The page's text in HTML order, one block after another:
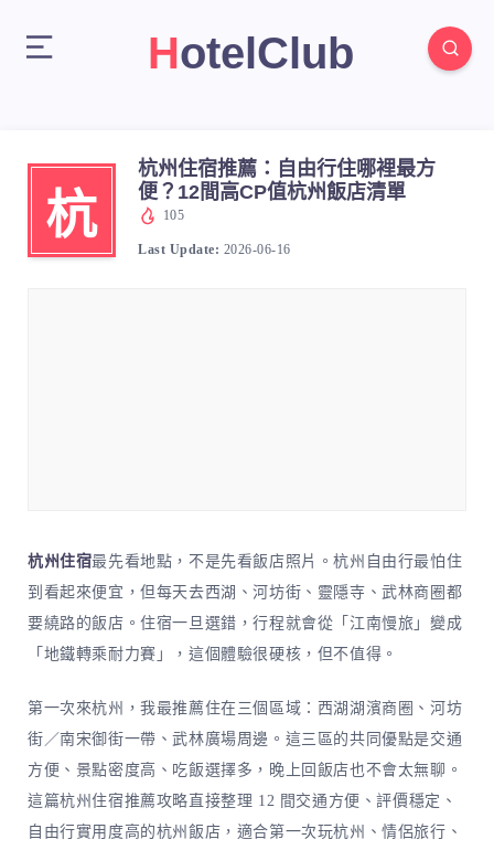
HotelClub
杭
杭州住宿推薦：自由行住哪裡最方
便？12間高CP值杭州飯店清單
105
Last Update: 2026-06-16
杭州住宿最先看地點，不是先看飯店照片。杭州自由行最怕住
到看起來便宜，但每天去西湖、河坊街、靈隱寺、武林商圈都
要繞路的飯店。住宿一旦選錯，行程就會從「江南慢旅」變成
「地鐵轉乘耐力賽」，這個體驗很硬核，但不值得。
第一次來杭州，我最推薦住在三個區域：西湖湖濱商圈、河坊
街／南宋御街一帶、武林廣場周邊。這三區的共同優點是交通
方便、景點密度高、吃飯選擇多，晚上回飯店也不會太無聊。
這篇杭州住宿推薦攻略直接整理 12 間交通方便、評價穩定、
自由行實用度高的杭州飯店，適合第一次玩杭州、情侶旅行、